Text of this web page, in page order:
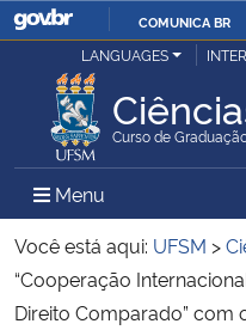
COMUNICA BR
Ministério da Justiça e Segurança
Ministério da Defesa
Ministério das Relações Exteriores
Ministério da Economia
LANGUAGES
Curso de
Menu Menu
Você está aqui: UFSM >
“Cooperação
Direito Comparado” com